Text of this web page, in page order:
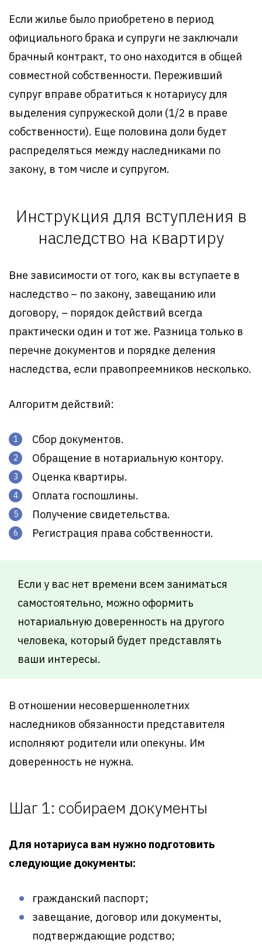
Если жилье было приобретено в период
официального брака и супруги не заключали
брачный контракт, то оно находится в общей
совместной собственности. Переживший
супруг вправе обратиться к нотариусу для
выделения супружеской доли (1/2 в праве
собственности). Еще половина доли будет
распределяться между наследниками по
закону, в том числе и супругом.
Инструкция для вступления в
наследство на квартиру
Вне зависимости от того, как вы вступаете в
наследство – по закону, завещанию или
договору, – порядок действий всегда
практически один и тот же. Разница только в
перечне документов и порядке деления
наследства, если правопреемников несколько.
Алгоритм действий:
Сбор документов.
Обращение в нотариальную контору.
Оценка квартиры.
Оплата госпошлины.
Получение свидетельства.
Регистрация права собственности.
Если у вас нет времени всем заниматься
самостоятельно, можно оформить
нотариальную доверенность на другого
человека, который будет представлять
ваши интересы.
В отношении несовершеннолетних
наследников обязанности представителя
исполняют родители или опекуны. Им
доверенность не нужна.
Шаг 1: собираем документы
Для нотариуса вам нужно подготовить
следующие документы:
гражданский паспорт;
завещание, договор или документы,
подтверждающие родство;